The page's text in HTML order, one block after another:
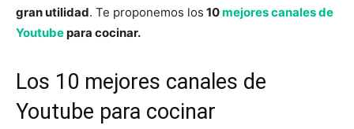
gran utilidad. Te proponemos los 10mejores canales de
Youtubepara cocinar.
Los 10 mejores canales de
Youtube para cocinar